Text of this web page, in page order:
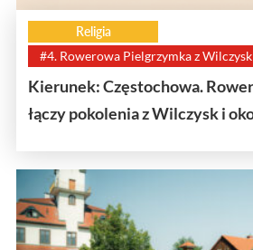
Religia
#4. Rowerowa Pielgrzymka z
Kierunek: Częstochowa.
łączy pokolenia z Wilczysk i